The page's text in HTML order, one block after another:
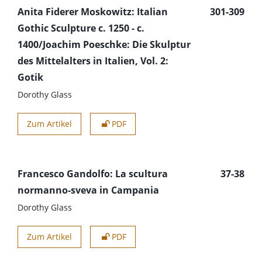
Anita Fiderer Moskowitz: Italian
Gothic Sculpture c. 1250 - c.
1400/Joachim Poeschke: Die Skulptur
des Mittelalters in Italien, Vol. 2:
Gotik
Dorothy Glass
Zum Artikel PDF
301-309
Francesco Gandolfo: La scultura
normanno-sveva in Campania
Dorothy Glass
Zum Artikel PDF
37-38